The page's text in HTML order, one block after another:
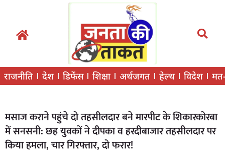
राजनीति देश डिफेंस शिक्षा अर्थजगत हेल्थ विदेश
मसाज कराने पहुंचे दो तहसीलदार बने मारपीट के शिकारकोरबा
में सनसनी: छह युवकों ने दीपका व हरदीबाजार तहसीलदार पर
किया हमला, चार गिरफ्तार, दो फरार!